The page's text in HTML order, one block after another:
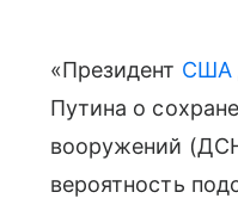
«Президент США
Путина о
вооружений
вероятность